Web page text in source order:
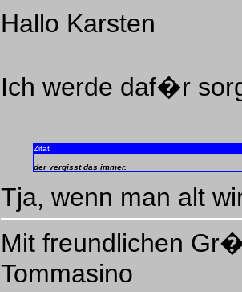
Hallo Karsten
Ich werde daf�r
Zitat
der vergisst das immer.
Tja, wenn man alt
Mit freundlichen
Tommasino